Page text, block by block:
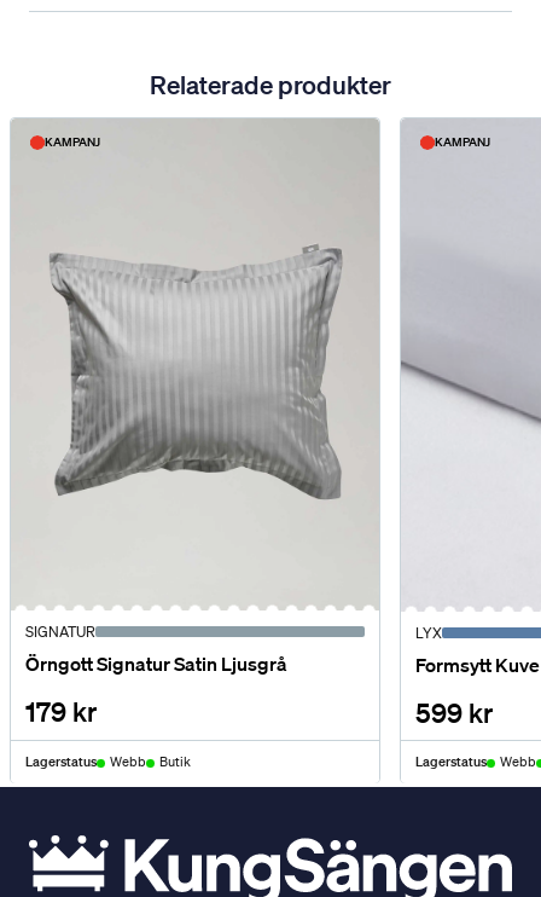
Relaterade produkter
KAMPANJ
SIGNATUR
Örngott Signatur Satin Ljusgrå
179 kr
Lagerstatus Webb Butik
KAMPANJ
LYX
Formsytt
599 kr
Lagerstatus Webb